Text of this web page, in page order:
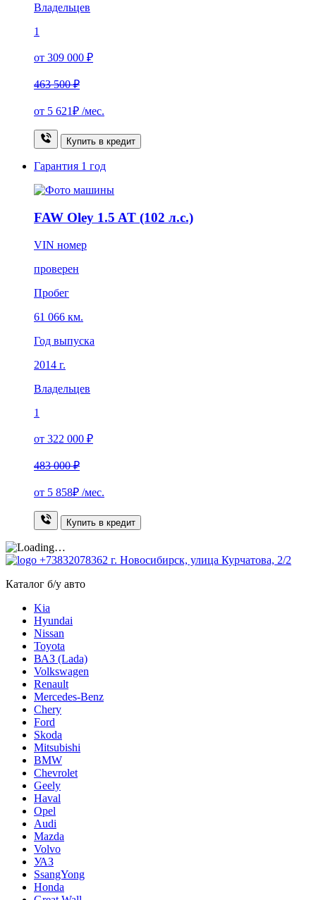
Владельцев
1
от 309 000 ₽
463 500 ₽
от 5 621₽ /мес.
Купить в кредит
Гарантия 1 год
FAW Oley 1.5 AT (102 л.с.)
VIN номер
проверен
Пробег
61 066 км.
Год выпуска
2014 г.
Владельцев
1
от 322 000 ₽
483 000 ₽
от 5 858₽ /мес.
Купить в кредит
+73832078362 г. Новосибирск, улица Курчатова, 2/2
Каталог б/у авто
Kia
Hyundai
Nissan
Toyota
ВАЗ (Lada)
Volkswagen
Renault
Mercedes-Benz
Chery
Ford
Skoda
Mitsubishi
BMW
Chevrolet
Geely
Haval
Opel
Audi
Mazda
Volvo
УАЗ
SsangYong
Honda